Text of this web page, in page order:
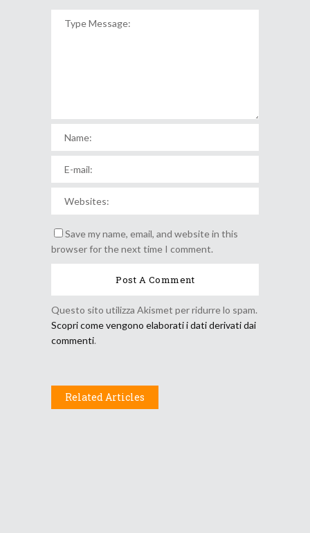
Save my name, email, and website in this
browser for the next time I comment.
Questo sito utilizza Akismet per ridurre lo spam.
Scopri come vengono elaborati i dati derivati dai
commenti.
Related Articles